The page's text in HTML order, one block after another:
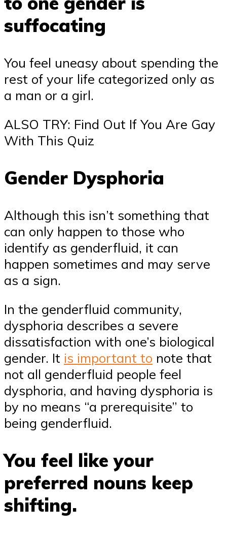
suffocating
You feel uneasy about spending the
rest of your life categorized only as
a man or a girl.
ALSO TRY: Find Out If You Are Gay
With This Quiz
Gender Dysphoria
Although this isn’t something that
can only happen to those who
identify as genderfluid, it can
happen sometimes and may serve
as a sign.
In the genderfluid community,
dysphoria describes a severe
dissatisfaction with one’s biological
gender. It is important to note that
not all genderfluid people feel
dysphoria, and having dysphoria is
by no means “a prerequisite” to
being genderfluid.
You feel like your
preferred nouns keep
shifting.